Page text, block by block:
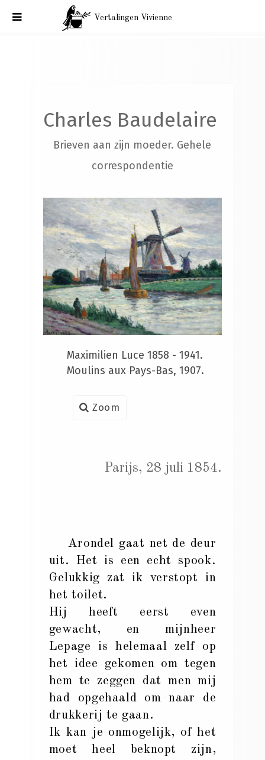
Vertalingen Vivienne
Charles Baudelaire
Brieven aan zijn moeder. Gehele
correspondentie
Maximilien Luce 1858 - 1941.
Moulins aux Pays-Bas, 1907.
Zoom
Parijs, 28 juli 1854.
Arondel gaat net de deur
uit. Het is een echt spook.
Gelukkig zat ik verstopt in
het toilet.
Hij heeft eerst even
gewacht, en mijnheer
Lepage is helemaal zelf op
het idee gekomen om tegen
hem te zeggen dat men mij
had opgehaald om naar de
drukkerij te gaan.
Ik kan je onmogelijk, of het
moet heel beknopt zijn,